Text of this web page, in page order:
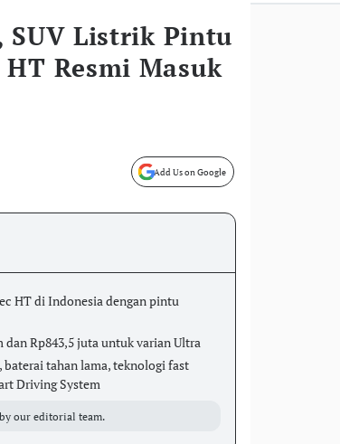
SUV Listrik Pintu
Resmi Masuk
Add Us on Google
HT di Indonesia dengan pintu
Rp843,5 juta untuk varian Ultra
tahan lama, teknologi fast
Driving System
our editorial team.